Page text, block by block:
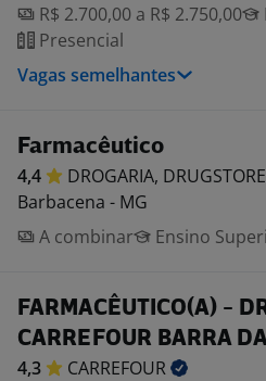
R$ 2.700,00 a R$ 2.750,00
Presencial
Vagas semelhantes
Farmacêutico
4,4 DROGARIA,
Barbacena - MG
A combinar
Ensino
FARMACÊUTICO(A) -
CARREFOUR BARRA
4,3
CARREFOUR